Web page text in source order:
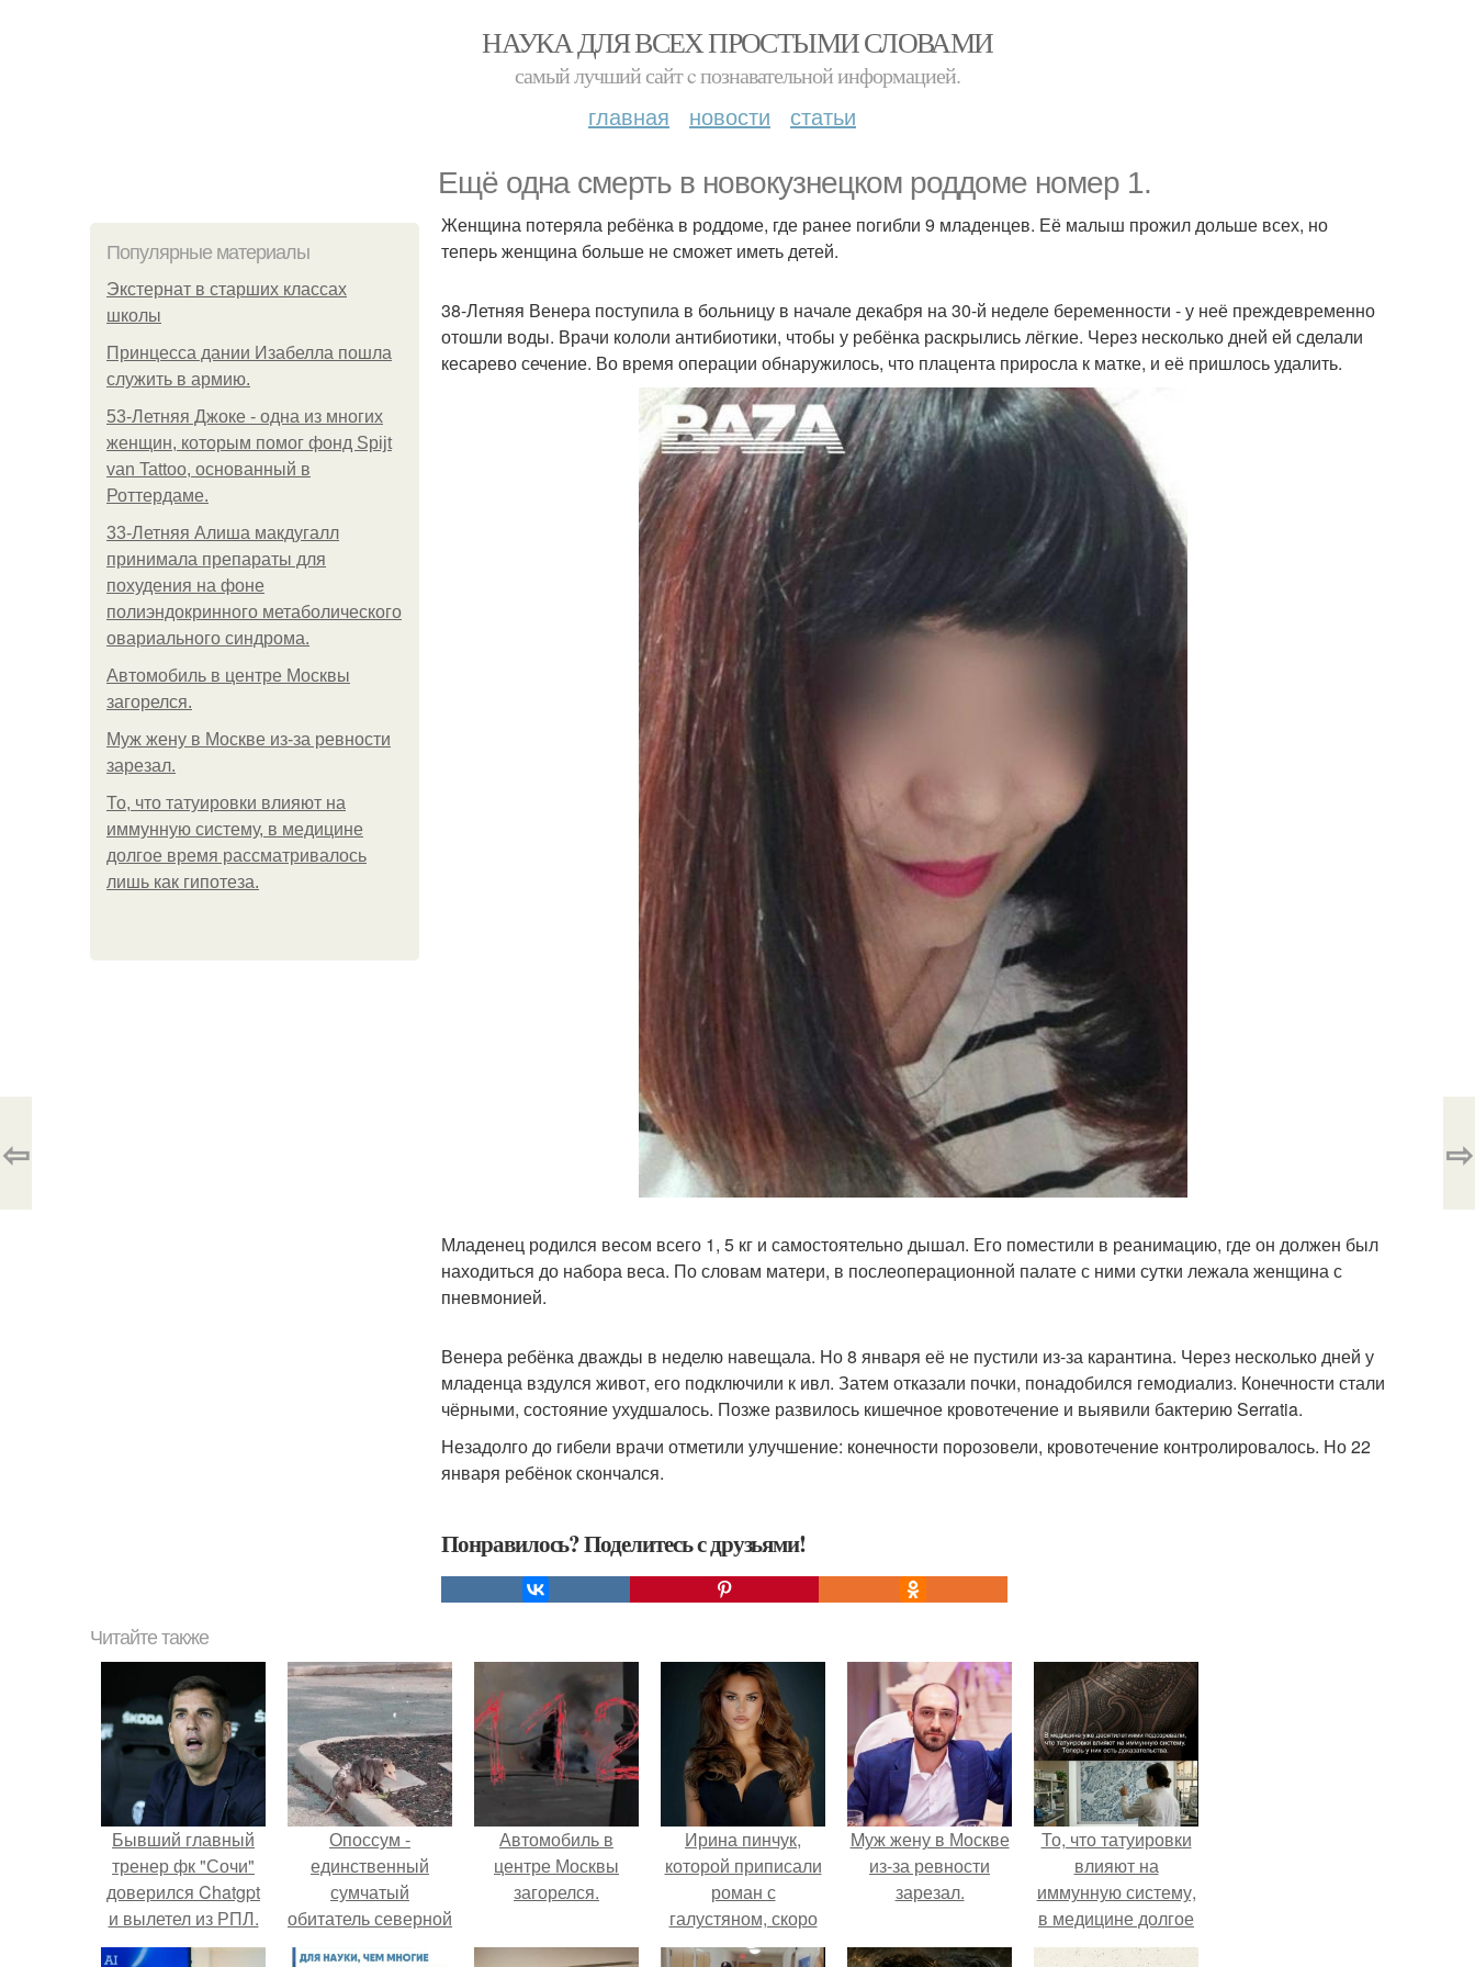
НАУКА ДЛЯ ВСЕХ ПРОСТЫМИ СЛОВАМИ
самый лучший сайт c познавательной информацией.
главная новости статьи
Ещё одна смерть в новокузнецком роддоме номер 1.
Популярные материалы
Экстернат в старших классах
школы
Принцесса дании Изабелла пошла
служить в армию.
53-Летняя Джоке - одна из многих
женщин, которым помог фонд Spijt
van Tattoo, основанный в
Роттердаме.
33-Летняя Алиша макдугалл
принимала препараты для
похудения на фоне
полиэндокринного метаболического
овариального синдрома.
Автомобиль в центре Москвы
загорелся.
Mуж жену в Москве из-за ревности
зарезал.
То, что татуировки влияют на
иммунную систему, в медицине
долгое время рассматривалось
лишь как гипотеза.
Женщина потеряла ребёнка в роддоме, где ранее погибли 9 младенцев. Её малыш прожил дольше всех, но
теперь женщина больше не сможет иметь детей.
38-Летняя Венера поступила в больницу в начале декабря на 30-й неделе беременности - у неё преждевременно
отошли воды. Врачи кололи антибиотики, чтобы у ребёнка раскрылись лёгкие. Через несколько дней ей сделали
кесарево сечение. Во время операции обнаружилось, что плацента приросла к матке, и её пришлось удалить.
Младенец родился весом всего 1, 5 кг и самостоятельно дышал. Его поместили в реанимацию, где он должен был
находиться до набора веса. По словам матери, в послеоперационной палате с ними сутки лежала женщина с
пневмонией.
Венера ребёнка дважды в неделю навещала. Но 8 января её не пустили из-за карантина. Через несколько дней у
младенца вздулся живот, его подключили к ивл. Затем отказали почки, понадобился гемодиализ. Конечности стали
чёрными, состояние ухудшалось. Позже развилось кишечное кровотечение и выявили бактерию Serratia.
Незадолго до гибели врачи отметили улучшение: конечности порозовели, кровотечение контролировалось. Но 22
января ребёнок скончался.
Понравилось? Поделитесь с друзьями!
⇦ ⇨
Читайте также
Бывший главный
тренер фк "Сочи"
доверился Chatgpt
и вылетел из РПЛ.
Опоссум -
единственный
сумчатый
обитатель северной
Автомобиль в
центре Москвы
загорелся.
Ирина пинчук,
которой приписали
роман с
галустяном, скоро
выйдет замуж и
Mуж жену в Москве
из-за ревности
зарезал.
То, что татуировки
влияют на
иммунную систему,
в медицине долгое
время